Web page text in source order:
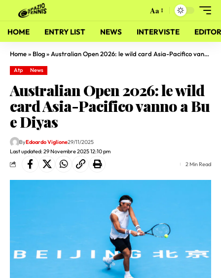
Aa
HOME ENTRY LIST NEWS INTERVISTE
Home» Blog» Australian Open 2026: le wild card Asia-Pacifico vanno a Bu e Diyas
Atp News
Australian Open 2026: le wild
card Asia-Pacifico vanno a Bu
e Diyas
Last updated: 29 Novembre 2025 12:10 pm
ByEdoardo Viglione29/11/2025
2 Min Read